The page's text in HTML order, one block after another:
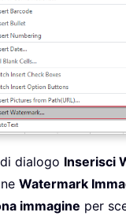
dialogo Inserisci
Watermark
immagine per